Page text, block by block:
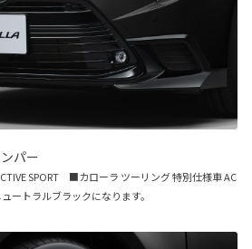
パー
SPORT ■カローラ ツーリング 特別仕様車 AC
ートラルブラックになります。